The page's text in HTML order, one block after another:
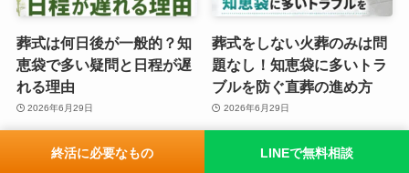
終活に必要なもの LINEで無料相談
葬式は何日後が一般的？知
恵袋で多い疑問と日程が遅
れる理由
2026年6月29日
葬式をしない火葬のみは問
題なし！知恵袋に多いトラ
ブルを防ぐ直葬の進め方
2026年6月29日